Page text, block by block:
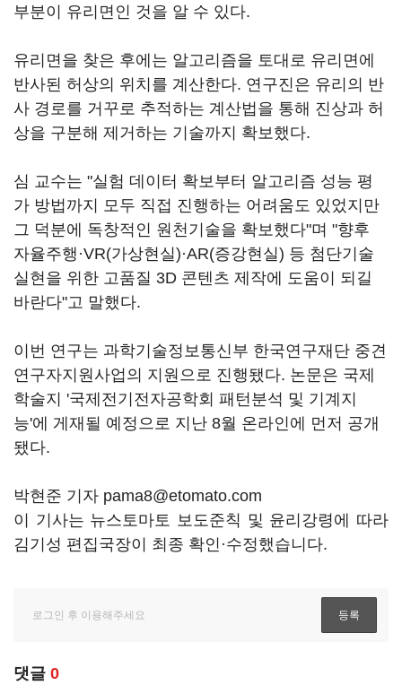
부분이 유리면인 것을 알 수 있다.
유리면을 찾은 후에는 알고리즘을 토대로 유리면에
반사된 허상의 위치를 계산한다. 연구진은 유리의 반
사 경로를 거꾸로 추적하는 계산법을 통해 진상과 허
상을 구분해 제거하는 기술까지 확보했다.
심 교수는 "실험 데이터 확보부터 알고리즘 성능 평
가 방법까지 모두 직접 진행하는 어려움도 있었지만
그 덕분에 독창적인 원천기술을 확보했다"며 "향후
자율주행·VR(가상현실)·AR(증강현실) 등 첨단기술
실현을 위한 고품질 3D 콘텐츠 제작에 도움이 되길
바란다"고 말했다.
이번 연구는 과학기술정보통신부 한국연구재단 중견
연구자지원사업의 지원으로 진행됐다. 논문은 국제
학술지 '국제전기전자공학회 패턴분석 및 기계지
능'에 게재될 예정으로 지난 8월 온라인에 먼저 공개
됐다.
박현준 기자 pama8@etomato.com
이 기사는 뉴스토마토 보도준칙 및 윤리강령에 따라
김기성 편집국장이 최종 확인·수정했습니다.
댓글 0